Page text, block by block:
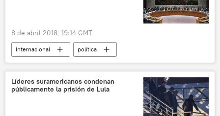
8 de abril 2018, 19:14 GMT
Internacional
política
🌍 Oriente Medio
Rusia
Siria
Duma
Consejo de Seguridad de la ONU
noticias
Líderes suramericanos condenan
públicamente la prisión de Lula